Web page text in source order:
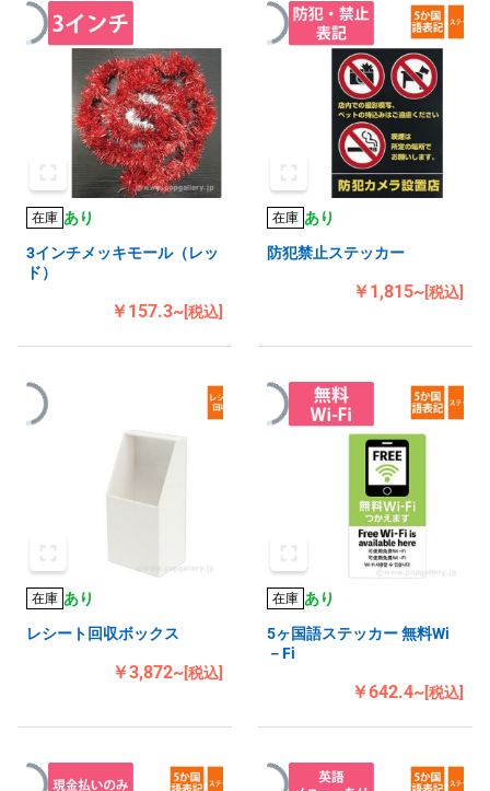
在庫 あり
3インチメッキモール（レッ
ド）
￥157.3~[税込]
在庫 あり
防犯禁止ステッカー
￥1,815~[税込]
在庫 あり
レシート回収ボックス
￥3,872~[税込]
在庫 あり
5ヶ国語ステッカー 無料Wi
－Fi
￥642.4~[税込]